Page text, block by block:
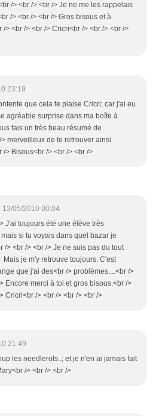
/> <br /> <br /> Je ne me les rappelais
/> <br /> <br /> Gros bisous et à
/> <br /> <br /> Cricri<br /> <br /> <br />
23:19
que cela te plaise Cricri; car j'ai eu
agréable surprise dans ma boîte à
fais un très beau résumé de
merveilleux de te retrouver ainsi
> Bisous<br /> <br /> <br />
13/05/2010 00:04
J'ai toujours été une élève très
si tu voyais dans quel bazar je
/> <br /> <br /> Je ne suis pas du tout
je m'y retrouve toujours. C'est
que j'ai des<br /> problèmes....<br />
Encore merci à toi et gros bisous.<br />
Cricri<br /> <br /> <br /> <br />
21:49
les needlerols..; et je n'en ai jamais fait
/> <br /> <br />